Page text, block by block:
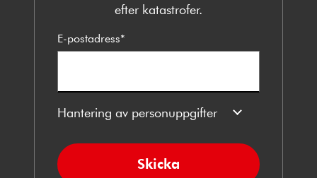
efter katastrofer.
E-postadress*
Hantering av personuppgifter
Skicka